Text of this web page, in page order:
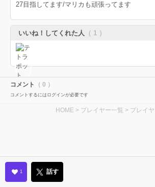
27目指してます/マリカも頑張ってます
いいね！してくれた人 （ 1 ）
コメント （ 0 ）
コメントするにはログインが必要です
HOME > プレイヤー一覧 > プレイ
1 話す